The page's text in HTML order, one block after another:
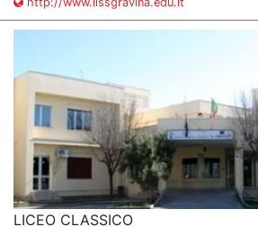
LICEO CLASSICO